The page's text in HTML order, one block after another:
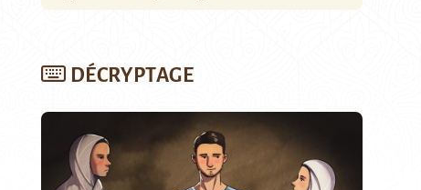
DÉCRYPTAGE